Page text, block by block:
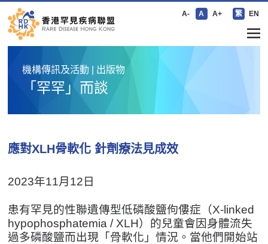
A- A A+ 繁 EN
機構傳訊及活動 | 出版物
「罕罕」而談
應對XLH骨軟化 針劑療法見成效
2023年11月12日
患有罕見的性聯遺傳型低磷酸鹽佝僂症（X-linked
hypophosphatemia / XLH）的兒童會因身體流失
過多磷酸鹽而出現「骨軟化」情況。當他們開始站